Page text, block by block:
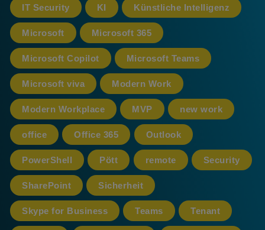
IT Security KI Künstliche Intelligenz
Microsoft Microsoft 365
Microsoft Copilot Microsoft Teams
Microsoft viva Modern Work
Modern Workplace MVP new work
office Office 365 Outlook
PowerShell Pött remote Security
SharePoint Sicherheit
Skype for Business Teams Tenant